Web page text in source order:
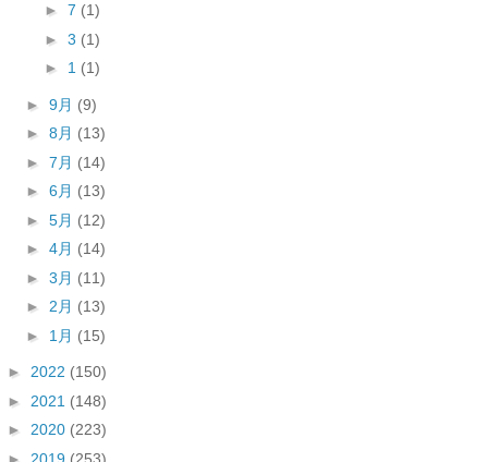
► 7 (1)
► 3 (1)
► 1 (1)
► 9月 (9)
► 8月 (13)
► 7月 (14)
► 6月 (13)
► 5月 (12)
► 4月 (14)
► 3月 (11)
► 2月 (13)
► 1月 (15)
► 2022 (150)
► 2021 (148)
► 2020 (223)